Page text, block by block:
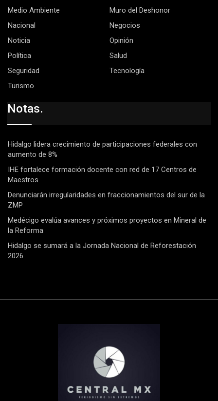
Medio Ambiente
Muro del Deshonor
Nacional
Negocios
Noticia
Opinión
Política
Salud
Seguridad
Tecnología
Turismo
Notas.
Hidalgo lidera crecimiento de participaciones federales con
aumento de 8%
IHE fortalece formación docente con red de 17 Centros de
Maestros
Denunciarán irregularidades en fraccionamientos del sur de la
ZMP
Medécigo evalúa avances y próximos proyectos en Mineral de
la Reforma
Hidalgo se sumará a la Jornada Nacional de Reforestación
2026